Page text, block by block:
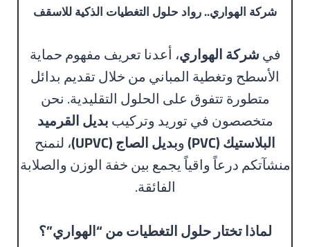
شركة الهواري.. رواد حلول التغطيات الذكية للاسقف
فيشركة الهواري، أعدنا تعريف مفهوم حماية
الأسطح وتغطية المباني من خلال تقديم بدائل
متطورة تتفوق على الحلول التقليدية. نحن
متخصصون في توريد وتركيببديل القرميد
البلاستيك (PVC)
وبديل الصاج (UPVC)
، لنمنح
منشآتكم درعاً واقياً يجمع بين خفة الوزن والصلابة
الفائقة.
لماذا تختار حلول التغطيات من “الهواري”؟